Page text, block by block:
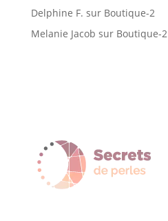
Delphine F. sur Boutique-2
Melanie Jacob sur Boutique-2